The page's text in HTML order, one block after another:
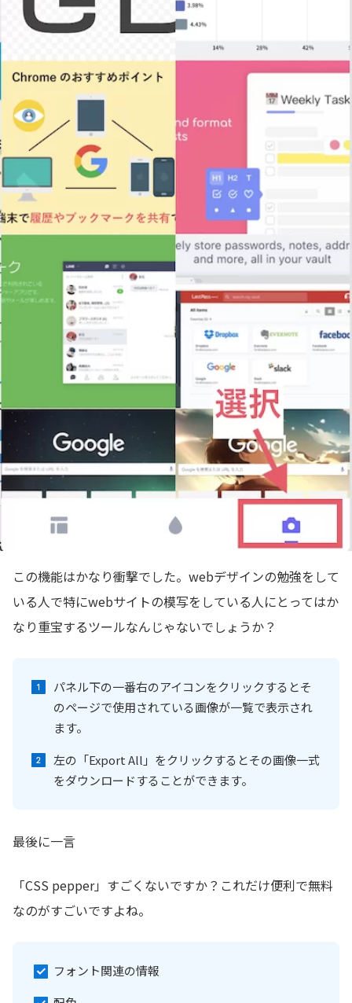
この機能はかなり衝撃でした。webデザインの勉強をして
いる人で特にwebサイトの模写をしている人にとってはか
なり重宝するツールなんじゃないでしょうか？
パネル下の一番右のアイコンをクリックするとそ
のページで使用されている画像が一覧で表示され
ます。
左の「Export All」をクリックするとその画像一式
をダウンロードすることができます。
最後に一言
「CSS pepper」すごくないですか？これだけ便利で無料
なのがすごいですよね。
フォント関連の情報